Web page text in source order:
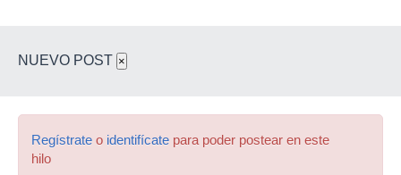
NUEVO POST ×
Regístrate o identifícate para poder postear en este
hilo